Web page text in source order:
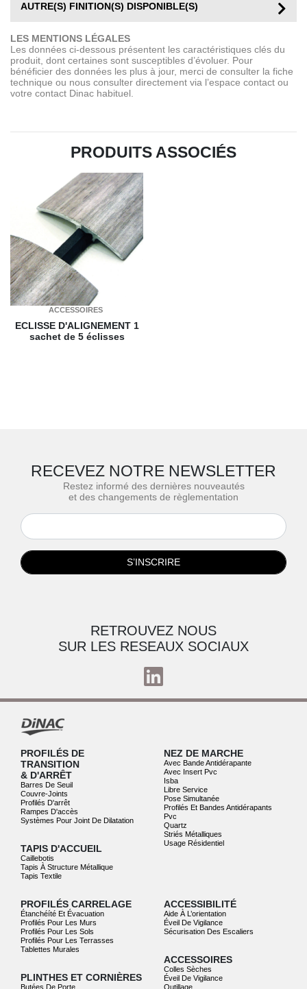
AUTRE(S) FINITION(S) DISPONIBLE(S)
LES MENTIONS LÉGALES
Les données ci-dessous présentent les caractéristiques clés du
produit, dont certaines sont susceptibles d’évoluer. Pour
bénéficier des données les plus à jour, merci de consulter la fiche
technique ou nous consulter directement via l’espace contact ou
votre contact Dinac habituel.
PRODUITS ASSOCIÉS
ACCESSOIRES
ECLISSE D'ALIGNEMENT1
sachet de 5 éclisses
RECEVEZ NOTRE NEWSLETTER
Restez informé des dernières nouveautés
et des changements de règlementation
S’INSCRIRE
RETROUVEZ NOUS
SUR LES RESEAUX SOCIAUX
PROFILÉS DE
TRANSITION
& D'ARRÊT
Barres De Seuil
Couvre-Joints
Profilés D'arrêt
Rampes D'accès
Systèmes Pour Joint De Dilatation
TAPIS D'ACCUEIL
Caillebotis
Tapis À Structure Métallique
Tapis Textile
NEZ DE MARCHE
Avec Bande Antidérapante
Avec Insert Pvc
Isba
Libre Service
Pose Simultanée
Profilés Et Bandes Antidérapants
Pvc
Quartz
Striés Métalliques
Usage Résidentiel
PROFILÉS CARRELAGE
Étanchéíté Et Évacuation
Profilés Pour Les Murs
Profilés Pour Les Sols
Profilés Pour Les Terrasses
Tablettes Murales
PLINTHES ET CORNIÈRES
Butées De Porte
ACCESSIBILITÉ
Aide À L’orientation
Éveil De Vigilance
Sécurisation Des Escaliers
ACCESSOIRES
Colles Sèches
Éveil De Vigilance
Outillage